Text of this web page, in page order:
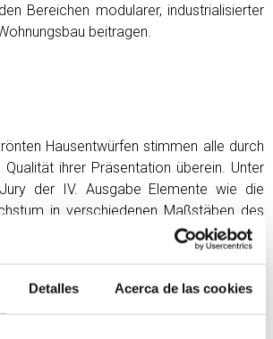
Detalles Acerca de las cookies
Bereichen modularer, industrialisierter
beitragen.
Hausentwürfen stimmen alle durch
ihrer Präsentation überein. Unter
der IV. Ausgabe Elemente wie die
in verschiedenen Maßstäben des
bewertet; die Innen-Außen-Beziehung;
die Terrassen der unterschiedlichen
Projekts; die Anpassung ursprünglicher
System des Wachstums und die